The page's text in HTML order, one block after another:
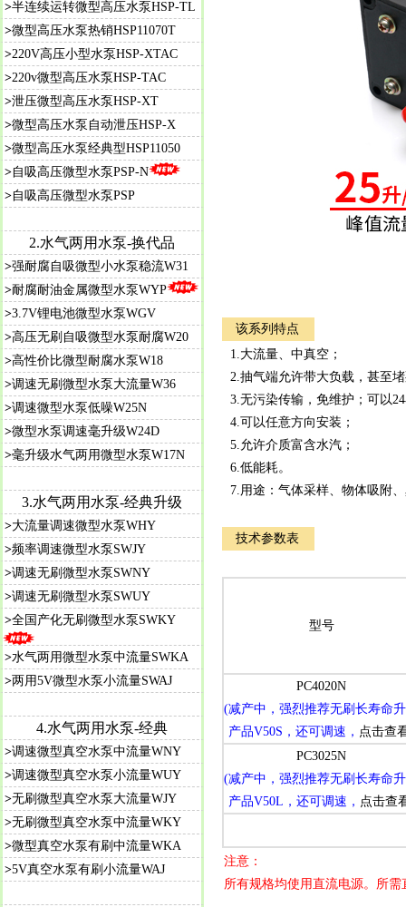
该系列特点
1.大流量、中真空；
2.抽气端允许带大负载，甚至
3.无污染传输，免维护；可以
4.可以任意方向安装；
5.允许介质富含水汽；
6.低能耗。
7.用途：气体采样、物体吸附
技术参数表
型号
PC4020N
(减产中，强烈推荐无刷长寿命
产品V50S，还可调速， 点击查
PC3025N
(减产中，强烈推荐无刷长寿命
产品V50L，还可调速， 点击查
注意：
所有规格均使用直流电源。所
>半连续运转微型高压水泵HSP-TL
>微型高压水泵热销HSP11070T
>220V高压小型水泵HSP-XTAC
>220v微型高压水泵HSP-TAC
>泄压微型高压水泵HSP-XT
>微型高压水泵自动泄压HSP-X
>微型高压水泵经典型HSP11050
>自吸高压微型水泵PSP-N
>自吸高压微型水泵PSP
2.水气两用水泵-换代品
>强耐腐自吸微型小水泵稳流W31
>耐腐耐油金属微型水泵WYP
>3.7V锂电池微型水泵WGV
>高压无刷自吸微型水泵耐腐W20
>高性价比微型耐腐水泵W18
>调速无刷微型水泵大流量W36
>调速微型水泵低噪W25N
>微型水泵调速毫升级W24D
>毫升级水气两用微型水泵W17N
3.水气两用水泵-经典升级
>大流量调速微型水泵WHY
>频率调速微型水泵SWJY
>调速无刷微型水泵SWNY
>调速无刷微型水泵SWUY
>全国产化无刷微型水泵SWKY
>水气两用微型水泵中流量SWKA
>两用5V微型水泵小流量SWAJ
4.水气两用水泵-经典
>调速微型真空水泵中流量WNY
>调速微型真空水泵小流量WUY
>无刷微型真空水泵大流量WJY
>无刷微型真空水泵中流量WKY
>微型真空水泵有刷中流量WKA
>5V真空水泵有刷小流量WAJ